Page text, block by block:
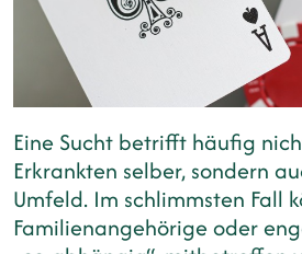
Eine Sucht betrifft häufig
Erkrankten selber, sondern
Umfeld. Im schlimmsten Fall
Familienangehörige oder